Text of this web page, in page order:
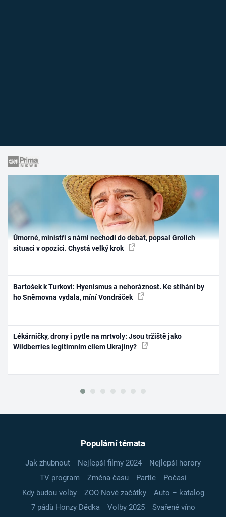
Úmorné, ministři s námi nechodí do debat, popsal Grolich
situaci v opozici. Chystá velký krok
Bartošek k Turkovi: Hyenismus a nehoráznost. Ke stíhání by
ho Sněmovna vydala, míní Vondráček
Lékárničky, drony i pytle na mrtvoly: Jsou tržiště jako
Wildberries legitimním cílem Ukrajiny?
Populární témata
Jak zhubnout Nejlepší filmy 2024
Nejlepší horory
TV program
Změna času Partie
Počasí
Kdy budou volby
ZOO Nové začátky
Auto – katalog
7 pádů Honzy Dědka
Volby 2025
Svařené víno